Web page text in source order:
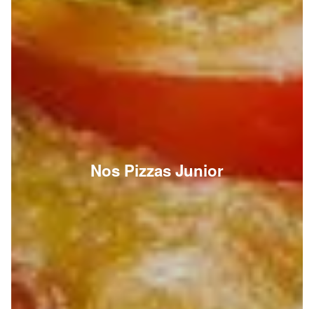
Nos Pizzas Junior